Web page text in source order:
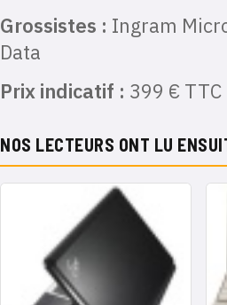
Grossistes : Ingram
Data
Prix indicatif : 399 € TTC
NOS LECTEURS ONT LU